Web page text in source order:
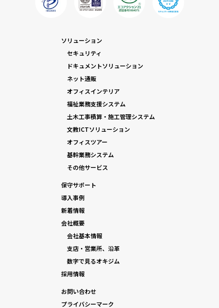
ソリューション
セキュリティ
ドキュメントソリューション
ネット通販
オフィスインテリア
福祉業務支援システム
土木工事積算・施工管理システム
文教ICTソリューション
オフィスツアー
基幹業務システム
その他サービス
保守サポート
導入事例
新着情報
会社概要
会社基本情報
支店・営業所、沿革
数字で見るオキジム
採用情報
お問い合わせ
プライバシーマーク